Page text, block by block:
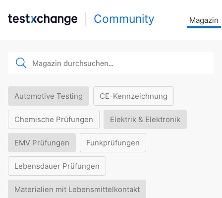
Community Magazin
Automotive Testing CE-Kennzeichnung
Chemische Prüfungen Elektrik & Elektronik
EMV Prüfungen Funkprüfungen
Lebensdauer Prüfungen
Materialien mit Lebensmittelkontakt